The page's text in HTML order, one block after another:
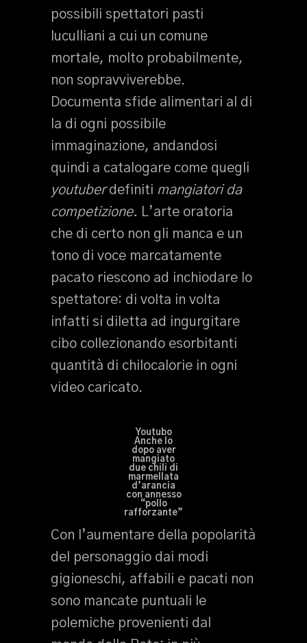
possibili spettatori pasti
luculliani a cui un comune
mortale, molto probabilmente,
non sopravviverebbe.
Documenta sfide alimentari al di
la di ogni possibile
immaginazione, andandosi
quindi a catalogare come quegli
youtuberdefiniti mangiatori da
competizione. L’arte oratoria
che di certo non gli manca e un
tono di voce marcatamente
pacato riescono ad inchiodare lo
spettatore: di volta in volta
infatti si diletta ad ingurgitare
cibo collezionando esorbitanti
quantità di chilocalorie in ogni
video caricato.
Youtubo
Anche Io
dopo aver
mangiato
due chili di
marmellata
d’arancia
con annesso
“pollo
rafforzante”
Con l’aumentare della popolarità
del personaggio dai modi
gigioneschi, affabili e pacati non
sono mancate puntuali le
polemiche provenienti dal